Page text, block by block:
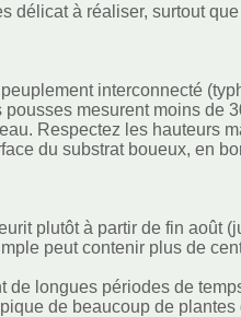
délicat à réaliser, surtout
interconnecté
mesurent moins de
Respectez les hauteurs
du substrat boueux, en
plutôt à partir de fin août
peut contenir plus de
longues périodes de
de beaucoup de